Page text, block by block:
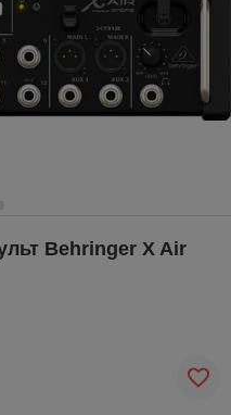
Behringer X Air